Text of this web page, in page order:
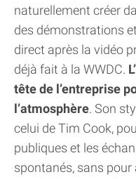
naturellement créer
des démonstrations
direct après la vidéo
déjà fait à la WWDC.
tête de l’entreprise
l’atmosphère. Son
celui de Tim Cook,
publiques et les
spontanés, sans